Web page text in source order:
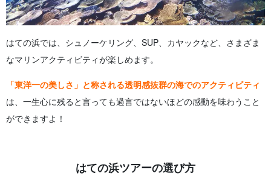
はての浜では、シュノーケリング、SUP、カヤックなど、さまざま
なマリンアクティビティが楽しめます。
「東洋一の美しさ」と称される透明感抜群の海でのアクティビティ
は、一生心に残ると言っても過言ではないほどの感動を味わうこと
ができますよ！
はての浜ツアーの選び方